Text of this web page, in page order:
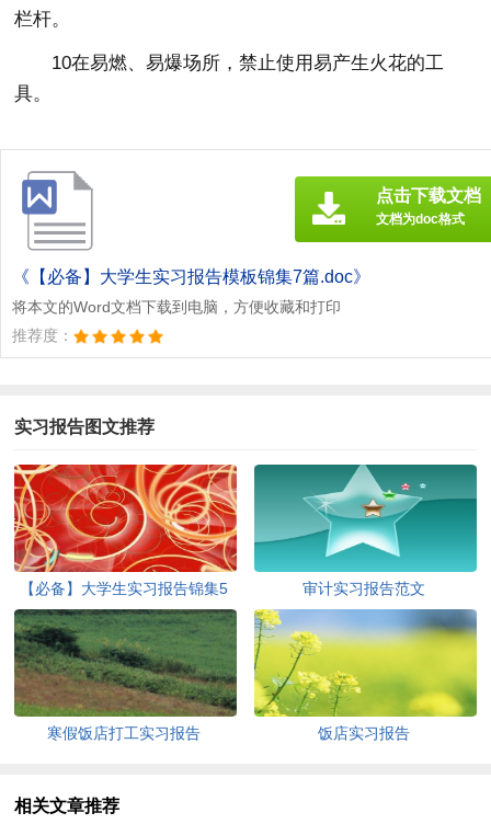
栏杆。
10在易燃、易爆场所，禁止使用易产生火花的工
具。
《【必备】大学生实习报告模板锦集7篇.doc》
将本文的Word文档下载到电脑，方便收藏和打印
推荐度：
点击下载文档
文档为doc格式
实习报告图文推荐
【必备】大学生实习报告锦集5
篇
审计实习报告范文
寒假饭店打工实习报告 饭店实习报告
相关文章推荐